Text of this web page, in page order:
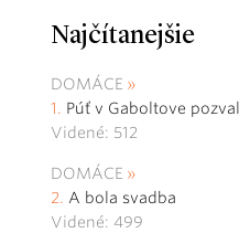
Najčítanejšie
DOMÁCE
Púť v Gaboltove
Videné: 512
DOMÁCE
A bola svadba
Videné: 499